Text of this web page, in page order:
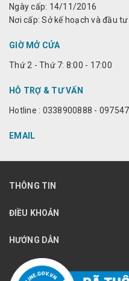
Ngày cấp: 14/11/2016
Nơi cấp: Sở kế hoạch và đầu
GIỜ MỞ CỬA
Thứ 2 - Thứ 7: 8:00 - 17:00
HỖ TRỢ & TƯ VẤN
Hotline : 0338900888 -
EMAIL
THÔNG TIN
ĐIỀU KHOẢN
HƯỚNG DẪN